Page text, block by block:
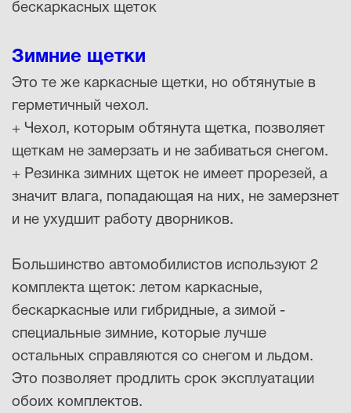
бескаркасных щеток
Зимние щетки
Это те же каркасные щетки, но обтянутые в
герметичный чехол.
+ Чехол, которым обтянута щетка, позволяет
щеткам не замерзать и не забиваться снегом.
+ Резинка зимних щеток не имеет прорезей, а
значит влага, попадающая на них, не замерзнет
и не ухудшит работу дворников.
Большинство автомобилистов используют 2
комплекта щеток: летом каркасные,
бескаркасные или гибридные, а зимой -
специальные зимние, которые лучше
остальных справляются со снегом и льдом.
Это позволяет продлить срок эксплуатации
обоих комплектов.